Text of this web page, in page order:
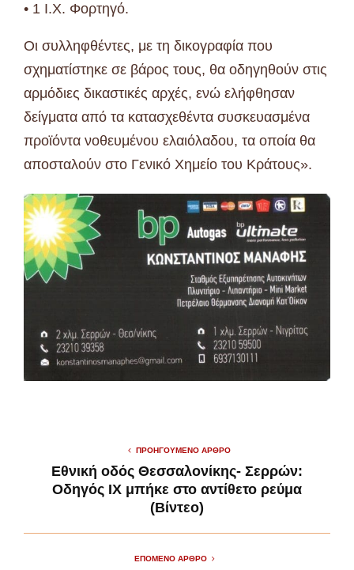
• 1 Ι.Χ. Φορτηγό.
Οι συλληφθέντες, με τη δικογραφία που
σχηματίστηκε σε βάρος τους, θα οδηγηθούν στις
αρμόδιες δικαστικές αρχές, ενώ ελήφθησαν
δείγματα από τα κατασχεθέντα συσκευασμένα
προϊόντα νοθευμένου ελαιόλαδου, τα οποία θα
αποσταλούν στο Γενικό Χημείο του Κράτους».
ΠΡΟΗΓΟΎΜΕΝΟ ΆΡΘΡΟ
Εθνική οδός Θεσσαλονίκης- Σερρών:
Οδηγός ΙΧ μπήκε στο αντίθετο ρεύμα
(Βίντεο)
ΕΠΌΜΕΝΟ ΆΡΘΡΟ